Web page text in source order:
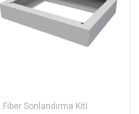
Fiber Sonlandırma Kiti